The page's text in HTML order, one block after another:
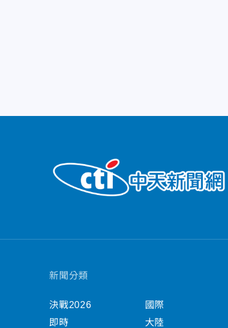
新聞分類
決戰2026
即時
國際
大陸